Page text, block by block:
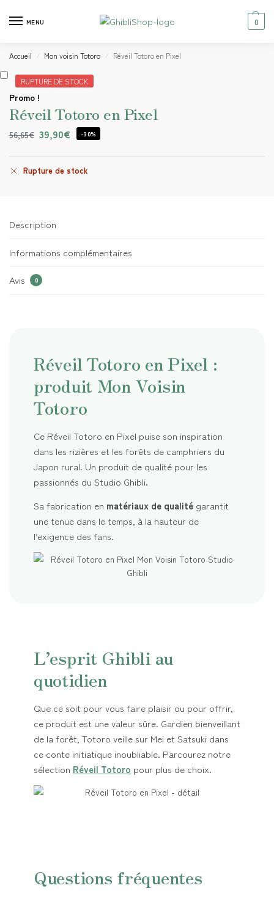
MENU 0
Accueil / Mon voisin Totoro / Réveil Totoro en Pixel
RUPTURE DE STOCK
Promo !
Réveil Totoro en Pixel
56,65€ 39,90€ -30%
Rupture de stock
Description
Informations complémentaires
Avis 0
Réveil Totoro en Pixel :
produit Mon Voisin
Totoro
Ce Réveil Totoro en Pixel puise son inspiration
dans les rizières et les forêts de camphriers du
Japon rural. Un produit de qualité pour les
passionnés du Studio Ghibli.
Sa fabrication en matériaux de qualité garantit
une tenue dans le temps, à la hauteur de
l’exigence des fans.
L’esprit Ghibli au
quotidien
Que ce soit pour vous faire plaisir ou pour offrir,
ce produit est une valeur sûre. Gardien bienveillant
de la forêt, Totoro veille sur Mei et Satsuki dans
ce conte initiatique inoubliable. Parcourez notre
sélection Réveil Totoro pour plus de choix.
Questions fréquentes